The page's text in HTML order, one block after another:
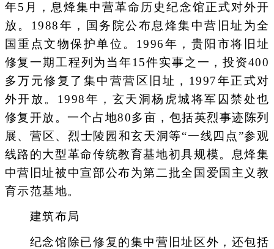
年5月，息烽集中营革命历史纪念馆正式对外开
放。1988年，国务院公布息烽集中营旧址为全
国重点文物保护单位。1996年，贵阳市将旧址
修复一期工程列为当年15件实事之一，投资400
多万元修复了集中营营区旧址，1997年正式对
外开放。1998年，玄天洞杨虎城将军囚禁处也
修复开放。一个占地80多亩，包括英烈事迹陈列
展、营区、烈士陵园和玄天洞等“一线四点”参观
线路的大型革命传统教育基地初具规模。息烽集
中营旧址被中宣部公布为第二批全国爱国主义教
育示范基地。
建筑布局
纪念馆除已修复的集中营旧址区外，还包括